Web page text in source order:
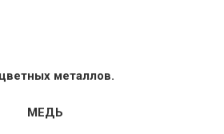
металлов.
МЕДЬ